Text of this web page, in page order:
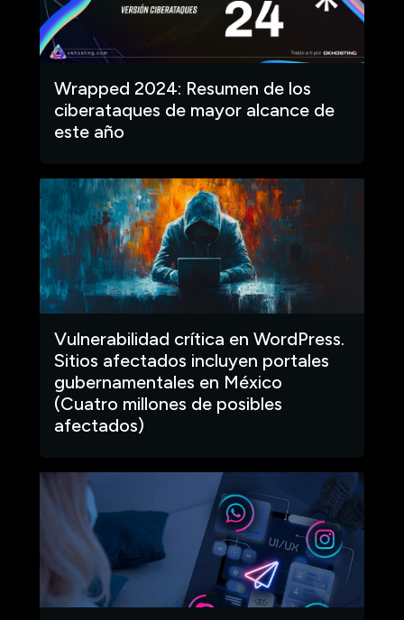
Wrapped 2024: Resumen de los
ciberataques de mayor alcance de
este año
Vulnerabilidad crítica en WordPress.
Sitios afectados incluyen portales
gubernamentales en México
(Cuatro millones de posibles
afectados)